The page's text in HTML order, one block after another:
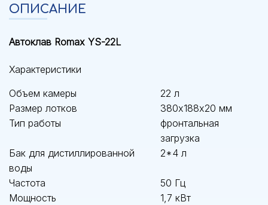
ОПИСАНИЕ
Автоклав Romax YS-22L
Характеристики
Объем камеры
22 л
Размер лотков
380х188х20 мм
Тип работы
фронтальная
загрузка
Бак для дистиллированной
воды
2*4 л
Частота
50 Гц
Мощность
1,7 кВт